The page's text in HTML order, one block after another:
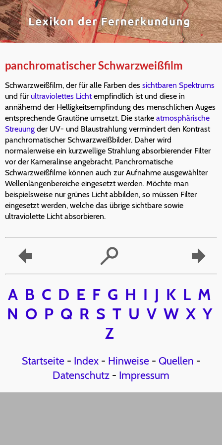
panchromatischer Schwarzweißfilm
Schwarzweißfilm, der für alle Farben des sichtbaren Spektrums
und für ultraviolettes Lichtempfindlich ist und diese in
annähernd der Helligkeitsempfindung des menschlichen Auges
entsprechende Grautöne umsetzt. Die starke atmosphärische
Streuung der UV- und Blaustrahlung vermindert den Kontrast
panchromatischer Schwarzweißbilder. Daher wird
normalerweise ein kurzwellige Strahlung absorbierender Filter
vor der Kameralinse angebracht. Panchromatische
Schwarzweißfilme können auch zur Aufnahme ausgewählter
Wellenlängenbereiche eingesetzt werden. Möchte man
beispielsweise nur grünes Licht abbilden, so müssen Filter
eingesetzt werden, welche das übrige sichtbare sowie
ultraviolette Licht absorbieren.
A B C D E F G H I J K L M
N O P Q R S T U V W X Y
Z
Startseite- Index- Hinweise- Quellen -
Datenschutz - Impressum